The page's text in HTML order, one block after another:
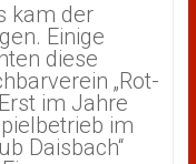
kam der
Einige
diese
„Rot-
im Jahre
im
Daisbach“